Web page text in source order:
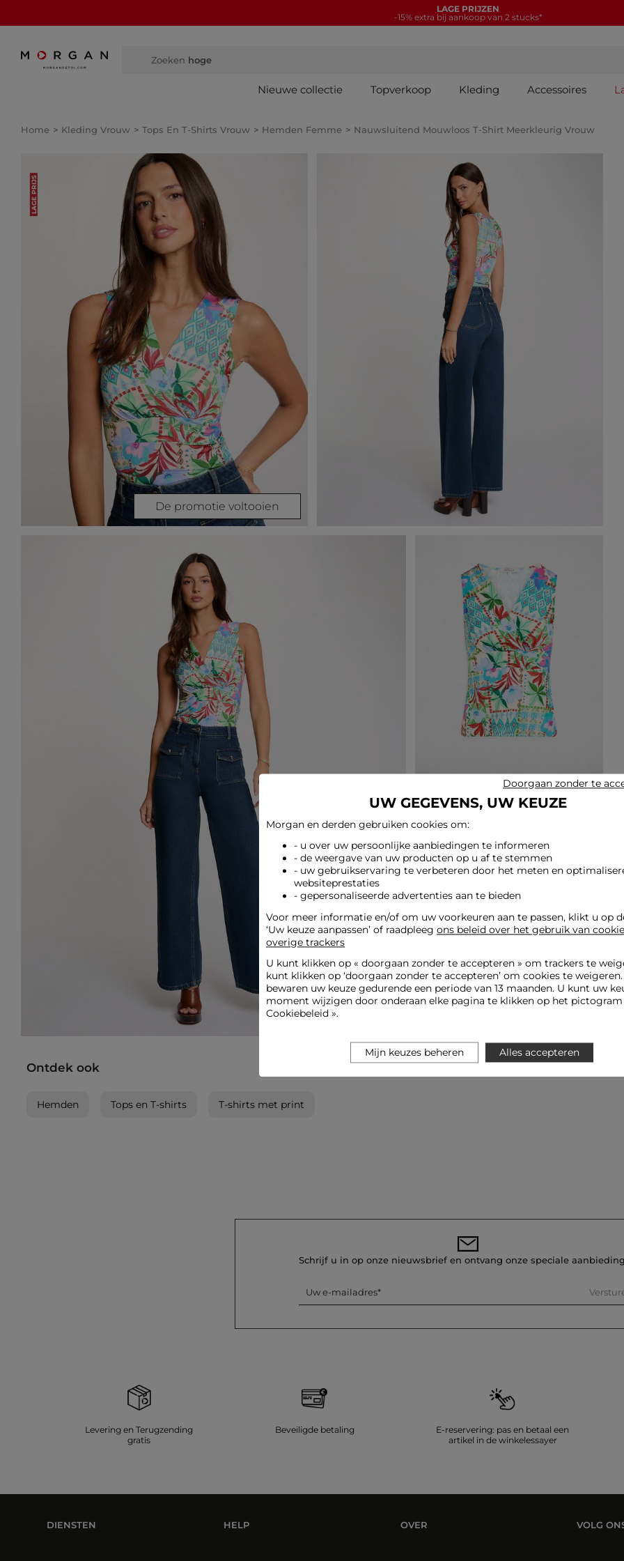
LAGE PRIJZEN
-15% extra bij aankoop van 2 stucks*
Zoeken hoge laarze
Nieuwe collectie Topverkoop Kleding Accessoires
Home Kleding Vrouw Tops En T-Shirts Vrouw Hemden Femme Nauwsluitend Mouwloos T-Shirt Meerkleurig Vrouw
De promotie voltooien
LAGE PRIJS
Ontdek ook
Hemden Tops en T-shirts T-shirts met print
Schrijf u in op onze nieuwsbrief en ontvang onze speciale
Uw e-mailadres
Levering en Terugzending
gratis
Beveiligde betaling
E-reservering: pas en betaal een
artikel in de winkelessayer
DIENSTEN HELP OVER VOLG
UW GEGEVENS, UW KEUZE
Morgan en derden gebruiken cookies om:
- u over uw persoonlijke aanbiedingen te informeren
- de weergave van uw producten op u af te stemmen
- uw gebruikservaring te verbeteren door het meten en
websiteprestaties
- gepersonaliseerde advertenties aan te bieden
Voor meer informatie en/of om uw voorkeuren aan te passen, klikt u op
‘Uw keuze aanpassen’ of raadpleeg ons beleid over het gebruik van
overige trackers
U kunt klikken op « doorgaan zonder te accepteren » om trackers te
kunt klikken op ‘doorgaan zonder te accepteren’ om cookies te
bewaren uw keuze gedurende een periode van 13 maanden. U kunt uw
moment wijzigen door onderaan elke pagina te klikken op het pictogram
Cookiebeleid ».
Mijn keuzes beheren
Doorgaan zonder te
Alles accepteren